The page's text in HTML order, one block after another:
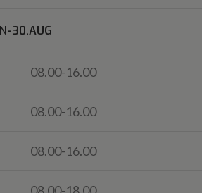
30.AUG
08.00-16.00
08.00-16.00
08.00-16.00